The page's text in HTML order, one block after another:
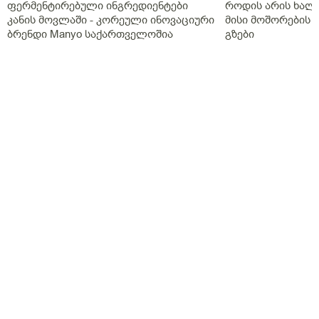
ფერმენტირებული ინგრედიენტები
კანის მოვლაში - კორეული ინოვაციური
ბრენდი Manyo საქართველოშია
როდის არის
მისი მოშორების
გზები